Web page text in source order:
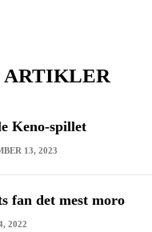
Keno-spillet
13, 2023
fan det mest moro
2022